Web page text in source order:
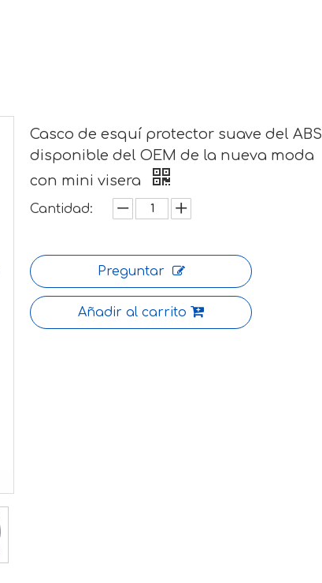
Casco de esquí protector suave del ABS
disponible del OEM de la nueva moda
con mini visera
Cantidad:
Preguntar
Añadir al carrito